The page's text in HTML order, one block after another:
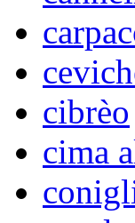
cibrèo
cima